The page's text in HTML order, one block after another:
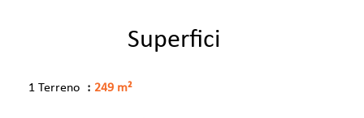
Superfici
1 Terreno 249 m²